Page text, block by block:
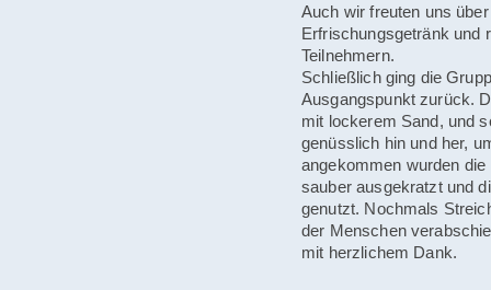
Auch wir freuten uns
Erfrischungsgetränk und
Teilnehmern.
Schließlich ging die
Ausgangspunkt zurück.
mit lockerem Sand, und
genüsslich hin und her,
angekommen wurden
sauber ausgekratzt und
genutzt. Nochmals
der Menschen
mit herzlichem Dank.